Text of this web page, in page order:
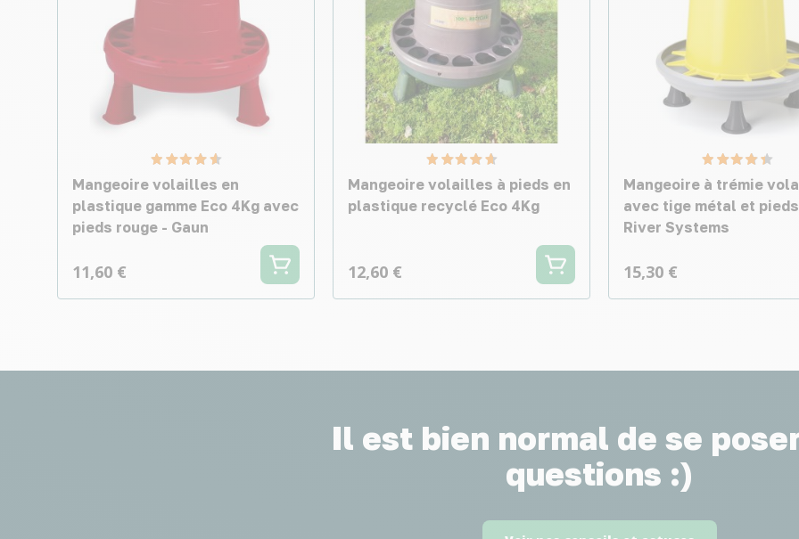
Mangeoire volailles en
plastique gamme Eco 4Kg avec
pieds rouge - Gaun
11,60 €
Mangeoire volailles à pieds en
plastique recyclé Eco 4Kg
12,60 €
Mangeoire à trémie
avec tige métal et
River Systems
15,30 €
Il est bien normal de se
questions :)